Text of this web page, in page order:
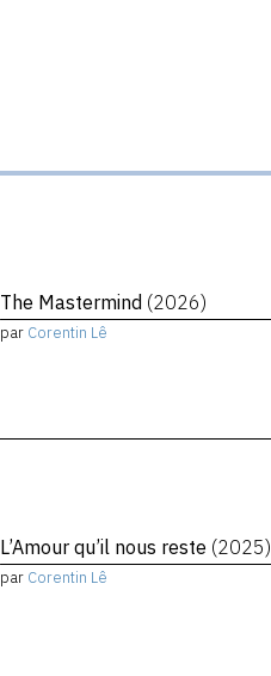
The Mastermind (2026)
par Corentin Lê
L’Amour qu’il nous reste (2025)
par Corentin Lê